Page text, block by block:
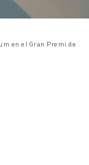
en el Gran Premi de